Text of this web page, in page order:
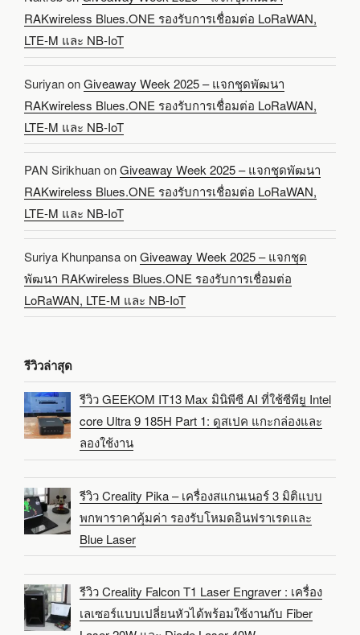
RAKwireless Blues.ONE รองรับการเชื่อมต่อ LoRaWAN,
LTE-M และ NB-IoT
SuriyanonGiveaway Week 2025 – แจกชุดพัฒนา
RAKwireless Blues.ONE รองรับการเชื่อมต่อ LoRaWAN,
LTE-M และ NB-IoT
PAN SirikhuanonGiveaway Week 2025 – แจกชุดพัฒนา
RAKwireless Blues.ONE รองรับการเชื่อมต่อ LoRaWAN,
LTE-M และ NB-IoT
Suriya KhunpansaonGiveaway Week 2025 – แจกชุด
พัฒนา RAKwireless Blues.ONE รองรับการเชื่อมต่อ
LoRaWAN, LTE-M และ NB-IoT
รีวิวล่าสุด
รีวิว GEEKOM IT13 Max มินิพีซี AI ที่ใช้ซีพียู Intel
core Ultra 9 185H Part 1: ดูสเปค แกะกล่องและ
ลองใช้งาน
รีวิว Creality Pika – เครื่องสแกนเนอร์ 3 มิติแบบ
พกพาราคาคุ้มค่า รองรับโหมดอินฟราเรดและ
Blue Laser
รีวิว Creality Falcon T1 Laser Engraver : เครื่อง
เลเซอร์แบบเปลี่ยนหัวได้พร้อมใช้งานกับ Fiber